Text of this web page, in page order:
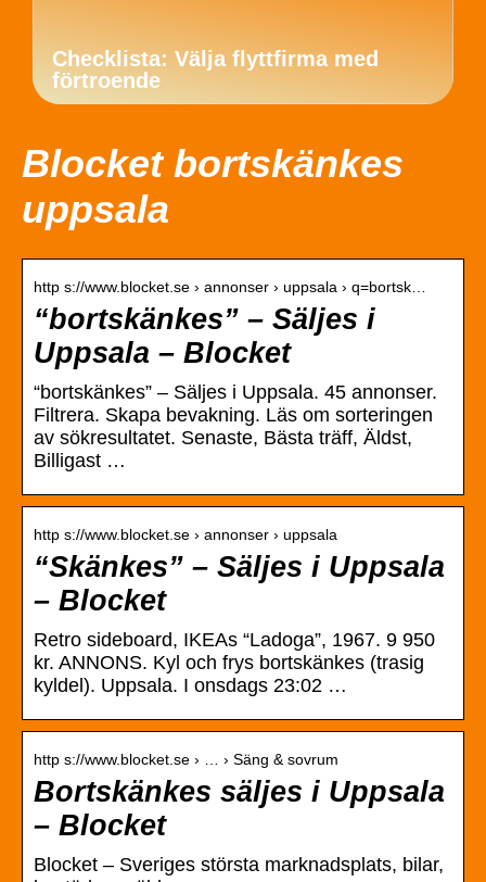
Checklista: Välja flyttfirma med
förtroende
Blocket bortskänkes
uppsala
http s://www.blocket.se › annonser › uppsala › q=bortsk…
“bortskänkes” – Säljes i
Uppsala – Blocket
“bortskänkes” – Säljes i Uppsala. 45 annonser.
Filtrera. Skapa bevakning. Läs om sorteringen
av sökresultatet. Senaste, Bästa träff, Äldst,
Billigast …
http s://www.blocket.se › annonser › uppsala
“Skänkes” – Säljes i Uppsala
– Blocket
Retro sideboard, IKEAs “Ladoga”, 1967. 9 950
kr. ANNONS. Kyl och frys bortskänkes (trasig
kyldel). Uppsala. I onsdags 23:02 …
http s://www.blocket.se › … › Säng & sovrum
Bortskänkes säljes i Uppsala
– Blocket
Blocket – Sveriges största marknadsplats, bilar,